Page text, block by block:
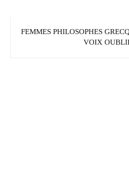
FEMMES PHILOSOPHES
VOIX